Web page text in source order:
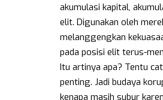
akumulasi kapital,
elit. Digunakan oleh
melanggengkan
pada posisi elit terus-
Itu artinya apa? Tentu
penting. Jadi budaya
kenapa masih subur